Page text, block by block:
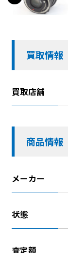
買取情報
買取店舗
商品情報
メーカー
状態
査定額